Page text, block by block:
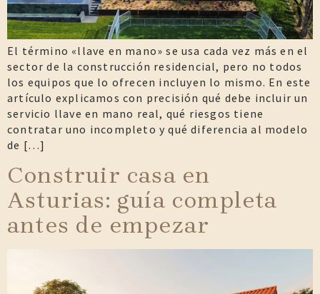
El término «llave en mano» se usa cada vez más en el
sector de la construcción residencial, pero no todos
los equipos que lo ofrecen incluyen lo mismo. En este
artículo explicamos con precisión qué debe incluir un
servicio llave en mano real, qué riesgos tiene
contratar uno incompleto y qué diferencia al modelo
de […]
Construir casa en
Asturias: guía completa
antes de empezar